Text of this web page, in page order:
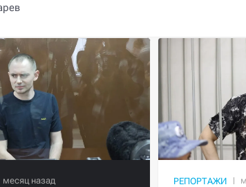
РЕПОРТАЖИ